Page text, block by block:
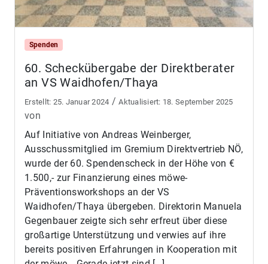
Spenden
60. Scheckübergabe der Direktberater
an VS Waidhofen/Thaya
25. Januar 2024 / 18. September 2025
von
Auf Initiative von Andreas Weinberger,
Ausschussmitglied im Gremium Direktvertrieb NÖ,
wurde der 60. Spendenscheck in der Höhe von €
1.500,- zur Finanzierung eines möwe-
Präventionsworkshops an der VS
Waidhofen/Thaya übergeben. Direktorin Manuela
Gegenbauer zeigte sich sehr erfreut über diese
großartige Unterstützung und verwies auf ihre
bereits positiven Erfahrungen in Kooperation mit